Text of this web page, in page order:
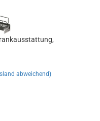
abweichend)